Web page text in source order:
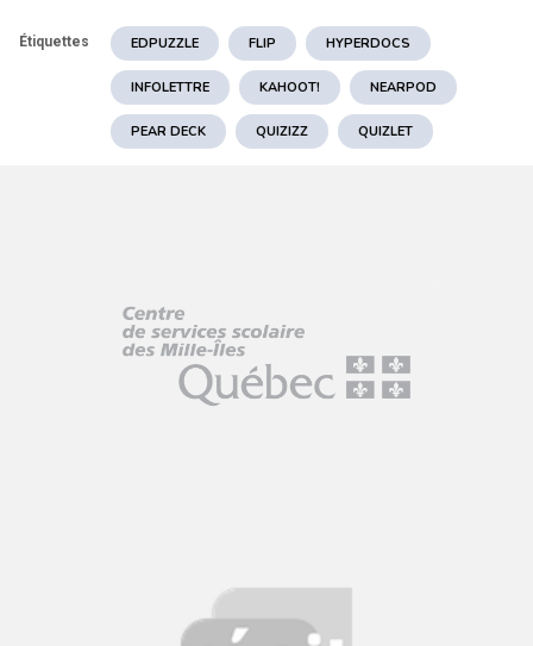
Étiquettes EDPUZZLE FLIP HYPERDOCS
INFOLETTRE KAHOOT! NEARPOD
PEAR DECK QUIZIZZ QUIZLET